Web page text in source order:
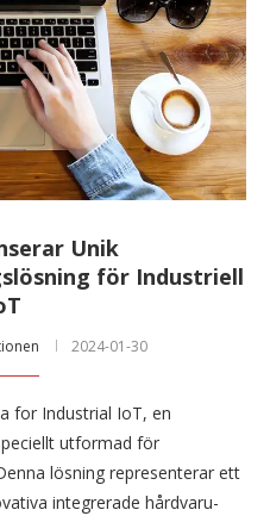
Unik
för Industriell
2024-01-30
for Industrial IoT, en
utformad för
lösning representerar ett
integrerade hårdvaru-